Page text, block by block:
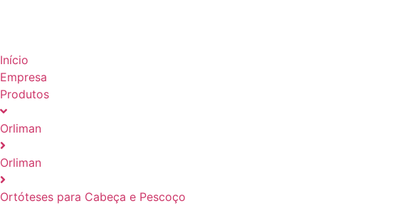
Início
Empresa
Produtos
Orliman
Orliman
Ortóteses para Cabeça e Pescoço